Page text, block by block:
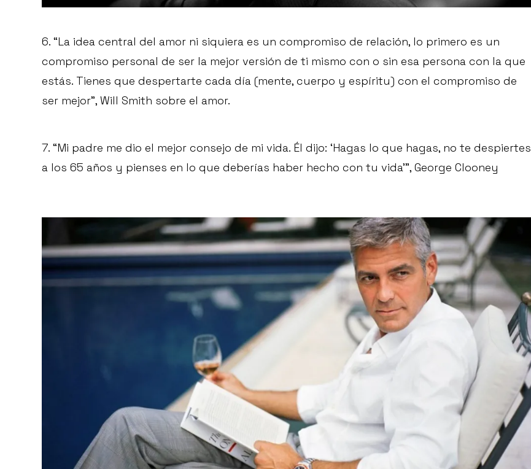
6. “La idea central del amor ni siquiera es un compromiso de relación, lo primero es un
compromiso personal de ser la mejor versión de ti mismo con o sin esa persona con la que
estás. Tienes que despertarte cada día (mente, cuerpo y espíritu) con el compromiso de
ser mejor”, Will Smith sobre el amor.
7. “Mi padre me dio el mejor consejo de mi vida. Él dijo: ‘Hagas lo que hagas, no te despiertes
a los 65 años y pienses en lo que deberías haber hecho con tu vida’”, George Clooney